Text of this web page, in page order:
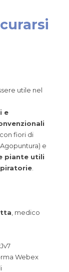
utile nel
e
fiori di
e
piante utili
, medico
Webex